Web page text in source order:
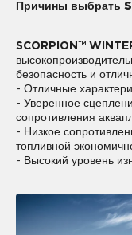
Причины выбрать
SCORPION™
безопасность и
- Отличные
- Уверенное
сопротивления
- Низкое
топливной
- Высокий уровень